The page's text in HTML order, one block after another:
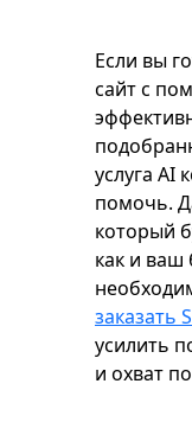
Если вы
сайт с
услуга AI
помочь.
который
как и ваш
заказать
усилить
и охват